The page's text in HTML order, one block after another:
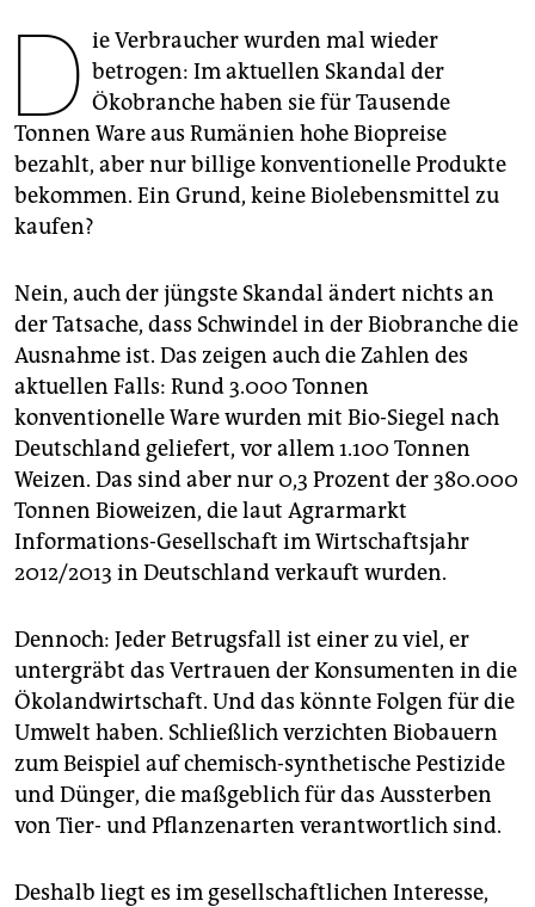
unterstützen
genossenschaft
epaper login
D ie Verbraucher wurden mal wieder
betrogen: Im aktuellen Skandal der
Ökobranche haben sie für Tausende
Tonnen Ware aus Rumänien hohe Biopreise
bezahlt, aber nur billige konventionelle Produkte
bekommen. Ein Grund, keine Biolebensmittel zu
kaufen?
Nein, auch der jüngste Skandal ändert nichts an
der Tatsache, dass Schwindel in der Biobranche die
Ausnahme ist. Das zeigen auch die Zahlen des
aktuellen Falls: Rund 3.000 Tonnen
konventionelle Ware wurden mit Bio-Siegel nach
Deutschland geliefert, vor allem 1.100 Tonnen
Weizen. Das sind aber nur 0,3 Prozent der 380.000
Tonnen Bioweizen, die laut Agrarmarkt
Informations-Gesellschaft im Wirtschaftsjahr
2012/2013 in Deutschland verkauft wurden.
Dennoch: Jeder Betrugsfall ist einer zu viel, er
untergräbt das Vertrauen der Konsumenten in die
Ökolandwirtschaft. Und das könnte Folgen für die
Umwelt haben. Schließlich verzichten Biobauern
zum Beispiel auf chemisch-synthetische Pestizide
und Dünger, die maßgeblich für das Aussterben
von Tier- und Pflanzenarten verantwortlich sind.
Deshalb liegt es im gesellschaftlichen Interesse,